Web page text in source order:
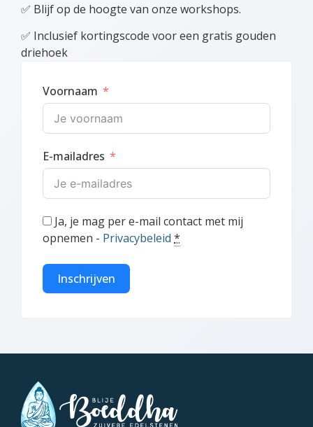
✅ Blijf op de hoogte van onze workshops.
✅ Inclusief kortingscode voor een gratis gouden
driehoek
Voornaam
E-mailadres
Ja, je mag per e-mail contact met mij
opnemen - Privacybeleid *
Inschrijven